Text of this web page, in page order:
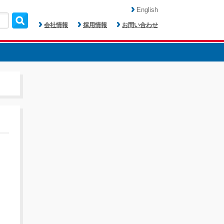
会社情報 採用情報 お問い合わせ
English